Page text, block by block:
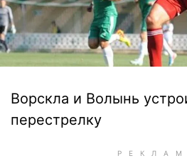
Ворскла и Волынь
перестрелку